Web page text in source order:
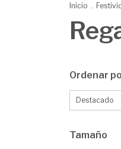
Inicio .
Ordenar
Tamaño